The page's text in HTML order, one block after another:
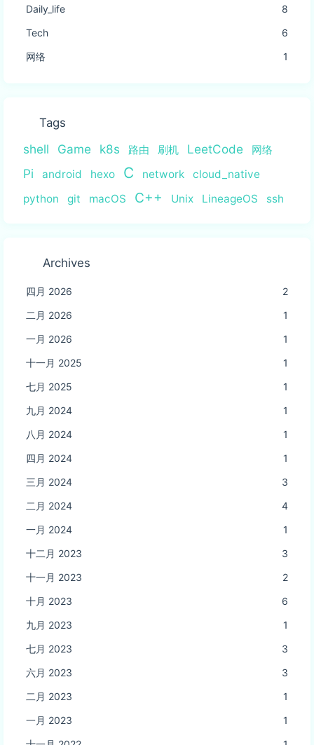
Daily_life
8
Tech
6
网络
1
Tags
shell Game k8s 路由 刷机 LeetCode 网络
Pi android hexo C network
cloud_native
python
git macOS C++ Unix LineageOS ssh
Archives
四月 2026
2
二月 2026
1
一月 2026
1
十一月 2025
1
七月 2025
1
九月 2024
1
八月 2024
1
四月 2024
1
三月 2024
3
二月 2024
4
一月 2024
1
十二月 2023
3
十一月 2023
2
十月 2023
6
九月 2023
1
七月 2023
3
六月 2023
3
二月 2023
1
一月 2023
1